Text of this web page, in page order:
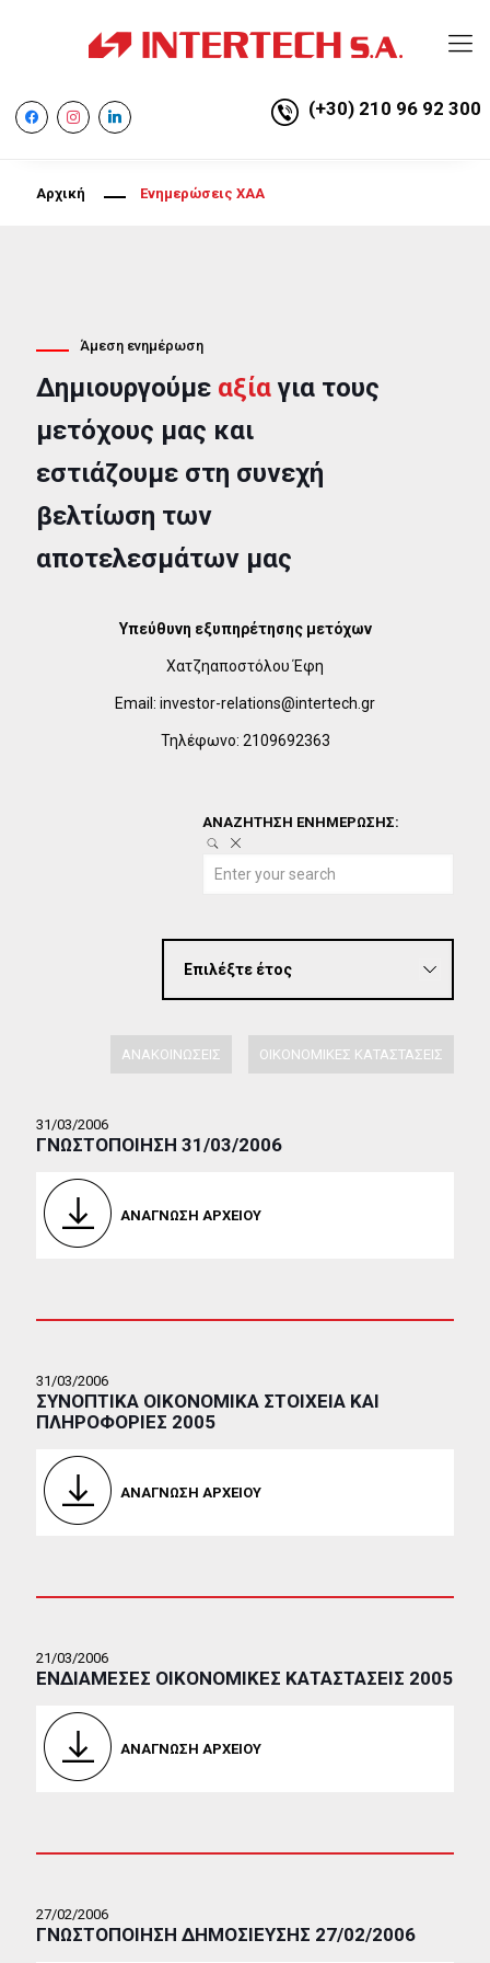
facebookinstagramlinkedin (+30) 210 96 92 300
Αρχική Ενημερώσεις ΧΑΑ
Άμεση ενημέρωση
Δημιουργούμε αξία για τους
μετόχους μας και
εστιάζουμε στη συνεχή
βελτίωση των
αποτελεσμάτων μας
Υπεύθυνη εξυπηρέτησης μετόχων
Χατζηαποστόλου Έφη
Email: investor-relations@intertech.gr
Τηλέφωνο: 2109692363
ΑΝΑΖΗΤΗΣΗ ΕΝΗΜΕΡΩΣΗΣ:
ΑΝΑΚΟΙΝΩΣΕΙΣ ΟΙΚΟΝΟΜΙΚΕΣ ΚΑΤΑΣΤΑΣΕΙΣ
31/03/2006
ΓΝΩΣΤΟΠΟΙΗΣΗ 31/03/2006
ΑΝΑΓΝΩΣΗ ΑΡΧΕΙΟΥ
31/03/2006
ΣΥΝΟΠΤΙΚΑ ΟΙΚΟΝΟΜΙΚΑ ΣΤΟΙΧΕΙΑ ΚΑΙ
ΠΛΗΡΟΦΟΡΙΕΣ 2005
ΑΝΑΓΝΩΣΗ ΑΡΧΕΙΟΥ
21/03/2006
ΕΝΔΙΑΜΕΣΕΣ ΟΙΚΟΝΟΜΙΚΕΣ ΚΑΤΑΣΤΑΣΕΙΣ 2005
ΑΝΑΓΝΩΣΗ ΑΡΧΕΙΟΥ
27/02/2006
ΓΝΩΣΤΟΠΟΙΗΣΗ ΔΗΜΟΣΙΕΥΣΗΣ 27/02/2006